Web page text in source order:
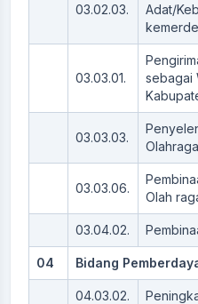
03.02.03.
Adat/
03.03.01.
sebagai
03.03.03.
03.03.06.
Olah
03.04.02.
04 Bidang
04.03.02.